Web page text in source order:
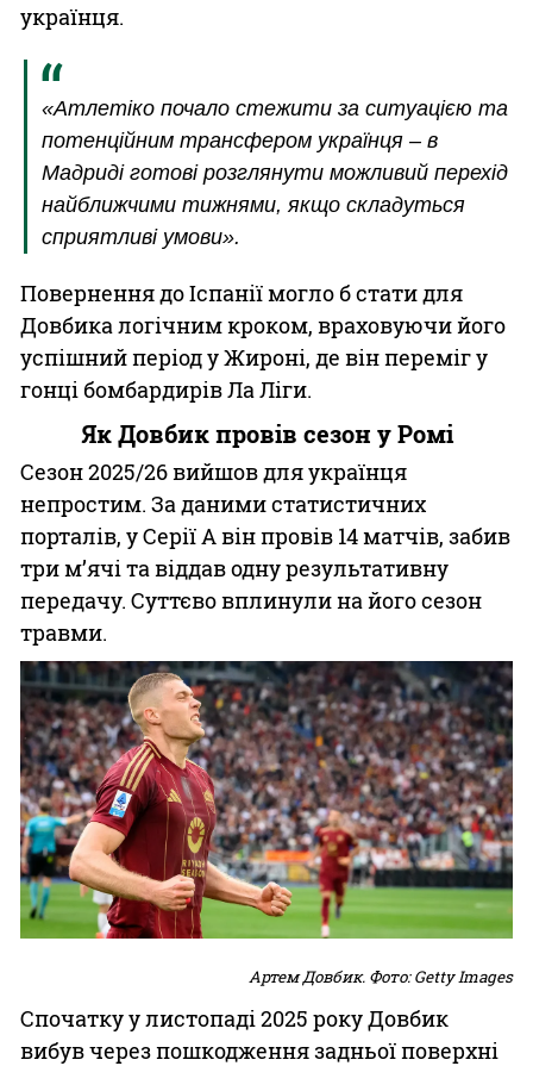
українця.
«Атлетіко почало стежити за ситуацією та
потенційним трансфером українця – в
Мадриді готові розглянути можливий перехід
найближчими тижнями, якщо складуться
сприятливі умови».
Повернення до Іспанії могло б стати для
Довбика логічним кроком, враховуючи його
успішний період у Жироні, де він переміг у
гонці бомбардирів Ла Ліги.
Як Довбик провів сезон у Ромі
Сезон 2025/26 вийшов для українця
непростим. За даними статистичних
порталів, у Серії А він провів 14 матчів, забив
три м’ячі та віддав одну результативну
передачу. Суттєво вплинули на його сезон
травми.
Артем Довбик. Фото: Getty Images
Спочатку у листопаді 2025 року Довбик
вибув через пошкодження задньої поверхні